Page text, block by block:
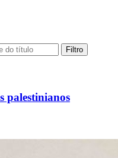
Filtro
palestinianos